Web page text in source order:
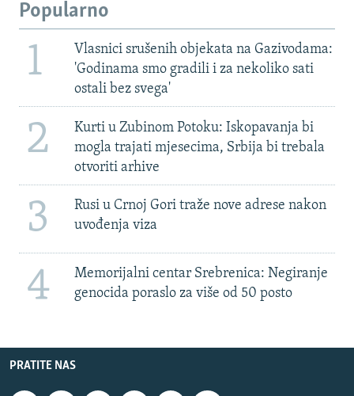
Popularno
1
Vlasnici srušenih objekata na Gazivodama:
'Godinama smo gradili i za nekoliko sati
ostali bez svega'
2
Kurti u Zubinom Potoku: Iskopavanja bi
mogla trajati mjesecima, Srbija bi trebala
otvoriti arhive
3
Rusi u Crnoj Gori traže nove adrese nakon
uvođenja viza
4
Memorijalni centar Srebrenica: Negiranje
genocida poraslo za više od 50 posto
PRATITE NAS